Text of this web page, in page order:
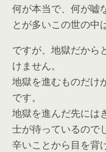
何が本当で、何が嘘
とが多いこの世の中
ですが、地獄だから
けません。
地獄を進むものだけ
です。
地獄を進んだ先には
士が待っているので
辛いことから目を背